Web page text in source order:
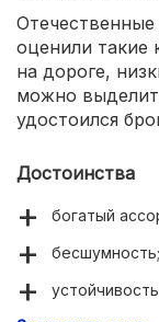
оценили такие
на дороге,
можно
удостоился
Достоинства
богатый
бесшумность;